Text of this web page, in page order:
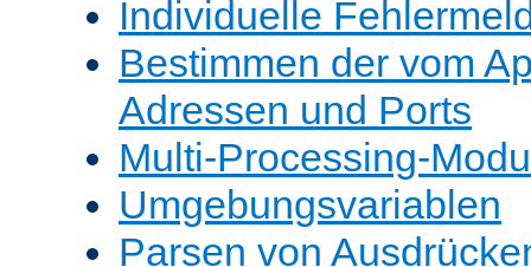
Individuelle
Bestimmen der vom
Adressen und Ports
Multi-Processing-
Umgebungsvariablen
Parsen von